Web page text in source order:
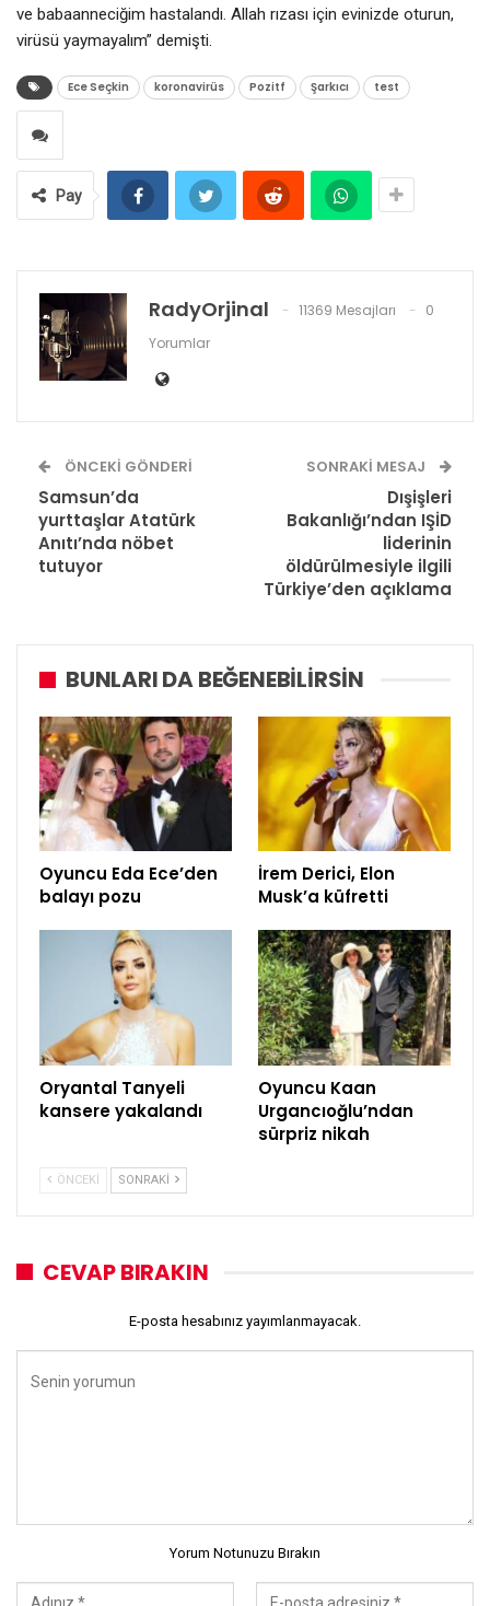
ve babaanneciğim hastalandı. Allah rızası için evinizde oturun,
virüsü yaymayalım” demişti.
Ece Seçkin koronavirüs Pozitf Şarkıcı test
Pay
RadyOrjinal 11369 Mesajları
0
Yorumlar
ÖNCEKI GÖNDERI
Samsun’da
yurttaşlar Atatürk
Anıtı’nda nöbet
tutuyor
SONRAKI MESAJ
Dışişleri
Bakanlığı’ndan IŞİD
liderinin
öldürülmesiyle ilgili
Türkiye’den açıklama
BUNLARI DA BEĞENEBILIRSIN
Oyuncu Eda Ece’den
balayı pozu
İrem Derici, Elon
Musk’a küfretti
Oryantal Tanyeli
kansere yakalandı
Oyuncu Kaan
Urgancıoğlu’ndan
sürpriz nikah
ÖNCEKI SONRAKI
CEVAP BIRAKIN
E-posta hesabınız yayımlanmayacak.
Yorum Notunuzu Bırakın